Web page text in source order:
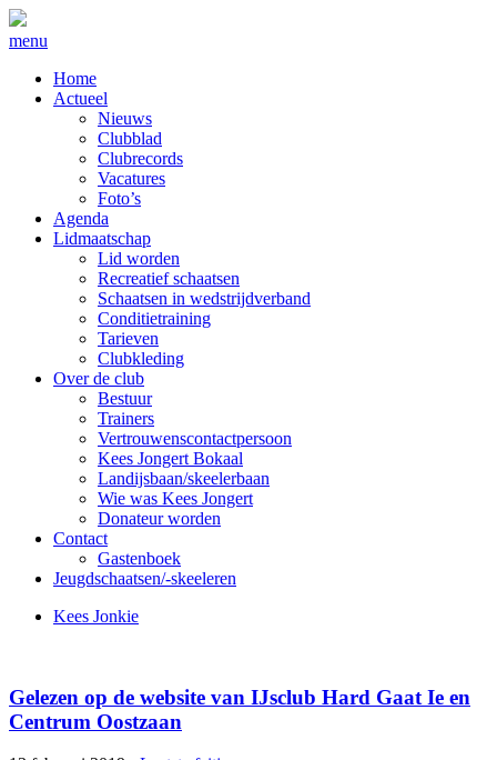
menu
Home
Actueel
Nieuws
Clubblad
Clubrecords
Vacatures
Foto’s
Agenda
Lidmaatschap
Lid worden
Recreatief schaatsen
Schaatsen in wedstrijdverband
Conditietraining
Tarieven
Clubkleding
Over de club
Bestuur
Trainers
Vertrouwenscontactpersoon
Kees Jongert Bokaal
Landijsbaan/skeelerbaan
Wie was Kees Jongert
Donateur worden
Contact
Gastenboek
Jeugdschaatsen/-skeeleren
Kees Jonkie
Gelezen op de website van IJsclub Hard Gaat Ie en
Centrum Oostzaan